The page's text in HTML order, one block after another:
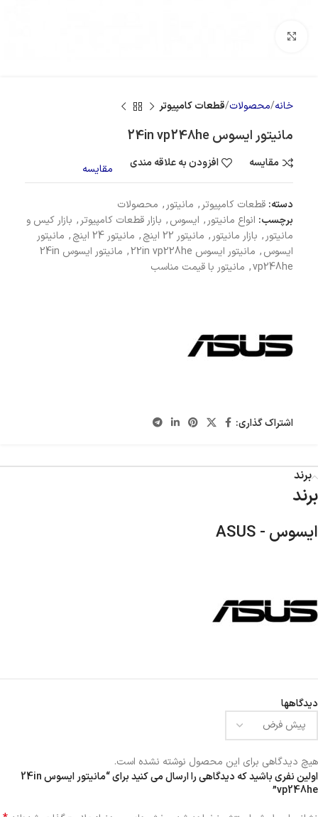
خانه محصولات قطعات کامپیوتر
مانیتور ایسوس 24in vp248he
مقایسه افزودن به علاقه مندی مقایسه
دسته: قطعات کامپیوتر , مانیتور , محصولات
برچسب: انواع مانیتور , ایسوس, بازار قطعات کامپیوتر , بازار کیس و
مانیتور , بازار مانیتور , مانیتور 22 اینچ , مانیتور 24 اینچ , مانیتور
ایسوس, مانیتور ایسوس 22in vp228he ,
مانیتور ایسوس 24in
vp248he
, مانیتور با قیمت مناسب
اشتراک گذاری:
برند
برند
ایسوس - ASUS
دیدگاهها
هیچ دیدگاهی برای این محصول نوشته نشده است.
اولین نفری باشید که دیدگاهی را ارسال می کنید برای “مانیتور ایسوس 24in
vp248he”